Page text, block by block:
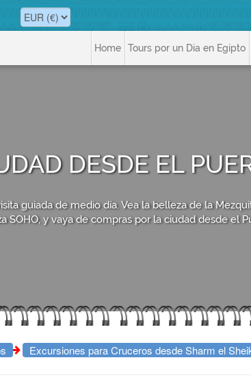
Home Tours por un Dia en Egipto
DESDE EL
guiada de medio día. Vea la belleza de la
SOHO, y vaya de compras por la ciudad desde el
Excursiones para Cruceros desde Sharm el